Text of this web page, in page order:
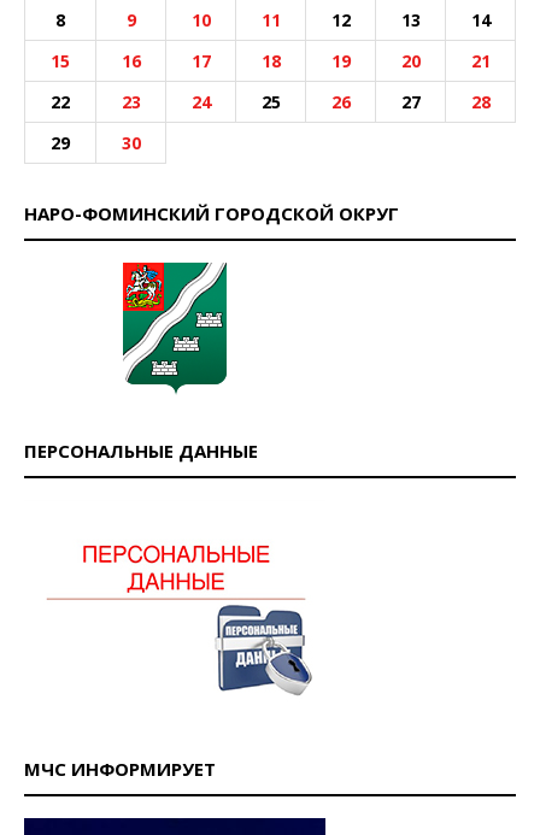
8 9 10 11 12 13
14
15
16 17 18 19 20
21
22
23 24 25 26 27
28
29
30
НАРО-ФОМИНСКИЙ ГОРОДСКОЙ ОКРУГ
ПЕРСОНАЛЬНЫЕ ДАННЫЕ
МЧС ИНФОРМИРУЕТ